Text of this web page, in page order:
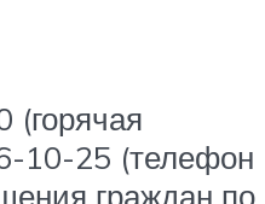
(горячая
10-25 (телефон
граждан по